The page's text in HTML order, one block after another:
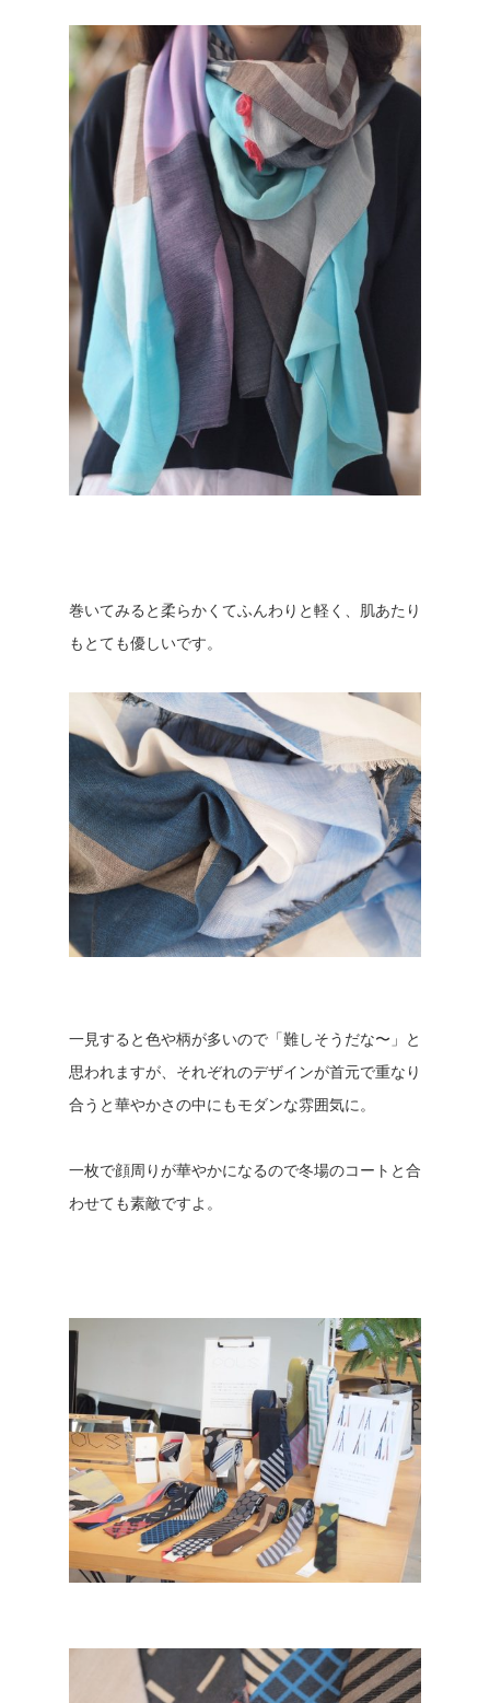
巻いてみると柔らかくてふんわりと軽く、肌あたり
もとても優しいです。
一見すると色や柄が多いので「難しそうだな〜」と
思われますが、それぞれのデザインが首元で重なり
合うと華やかさの中にもモダンな雰囲気に。
一枚で顔周りが華やかになるので冬場のコートと合
わせても素敵ですよ。